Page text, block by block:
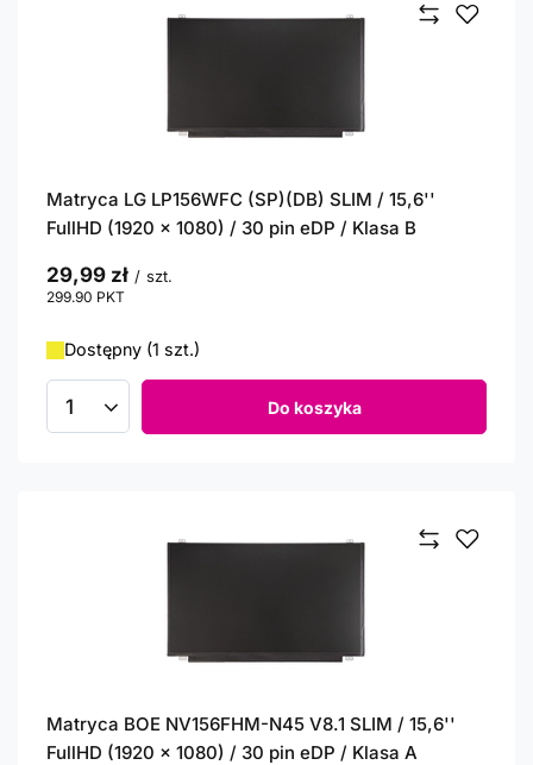
Matryca LG LP156WFC (SP)(DB) SLIM / 15,6''
FullHD (1920 x 1080) / 30 pin eDP / Klasa B
29,99 zł / szt.
299.90 PKT
Dostępny (1 szt.)
Ilość produktów Do koszyka
Matryca BOE NV156FHM-N45 V8.1 SLIM / 15,6''
FullHD (1920 x 1080) / 30 pin eDP / Klasa A